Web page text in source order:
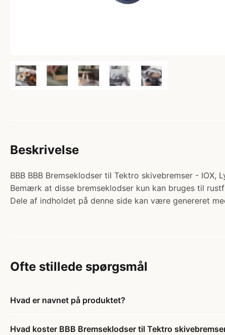
Beskrivelse
BBB BBB Bremseklodser til Tektro skivebremser -
Bemærk at disse bremseklodser kun kan bruges til
Dele af indholdet på denne side kan være genereret
Ofte stillede spørgsmål
Hvad er navnet på produktet?
Hvad koster BBB Bremseklodser til Tektro